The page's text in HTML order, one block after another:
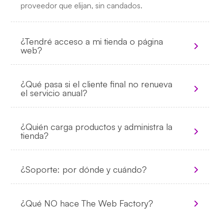
proveedor que elijan, sin candados.
¿Tendré acceso a mi tienda o página
web?
¿Qué pasa si el cliente final no renueva
el servicio anual?
¿Quién carga productos y administra la
tienda?
¿Soporte: por dónde y cuándo?
¿Qué NO hace The Web Factory?